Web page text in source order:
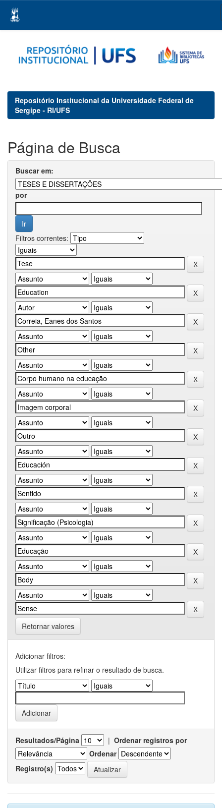
navigation
Repositório Institucional da Universidade Federal de
Sergipe - RI/UFS
Página de Busca
Buscar em:
por
Filtros correntes:
Retornar valores
Adicionar filtros:
Utilizar filtros para refinar o resultado de busca.
Resultados/Página | Ordenar registros por
Ordenar
Registro(s)